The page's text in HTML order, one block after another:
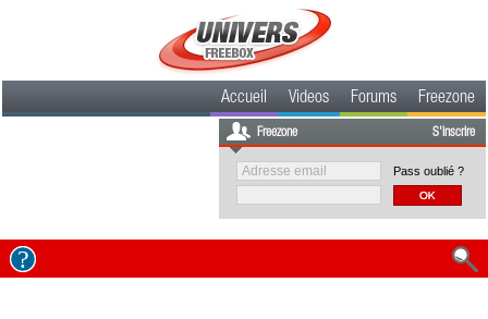
Accueil Videos Forums Freezone
Freezone S'inscrire
Pass oublié ?